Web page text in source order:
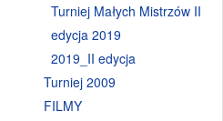
Turniej Małych Mistrzów II
edycja 2019
2019_II edycja
Turniej 2009
FILMY